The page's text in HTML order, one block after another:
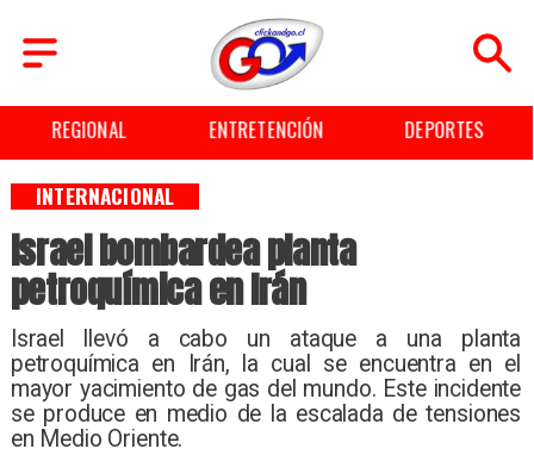
REGIONAL ENTRETENCIÓN DEPORTES
Israel bombardea planta
petroquímica en Irán
Israel llevó a cabo un ataque a una planta
petroquímica en Irán, la cual se encuentra en el
mayor yacimiento de gas del mundo. Este incidente
se produce en medio de la escalada de tensiones
en Medio Oriente.
INTERNACIONAL